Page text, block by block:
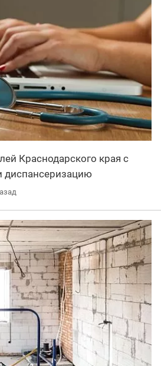
Краснодарского края с
диспансеризацию